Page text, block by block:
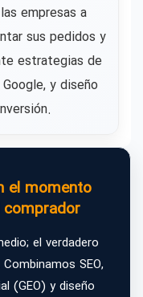
empresas a
sus pedidos y
estrategias de
y diseño
el momento
el verdadero
SEO,
(GEO) y diseño